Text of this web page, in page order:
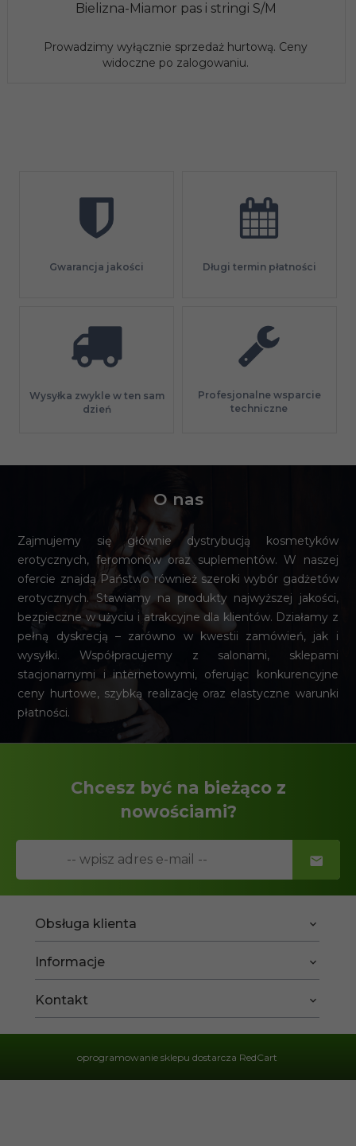
Bielizna-Miamor pas i stringi S/M
Prowadzimy wyłącznie sprzedaż hurtową. Ceny
widoczne po zalogowaniu.
Gwarancja jakości Długi termin płatności
Wysyłka zwykle w ten sam
dzień
Profesjonalne wsparcie
techniczne
O nas
Zajmujemy się głównie dystrybucją kosmetyków
erotycznych, feromonów oraz suplementów. W naszej
ofercie znajdą Państwo również szeroki wybór gadżetów
erotycznych. Stawiamy na produkty najwyższej jakości,
bezpieczne w użyciu i atrakcyjne dla klientów. Działamy z
pełną dyskrecją – zarówno w kwestii zamówień, jak i
wysyłki. Współpracujemy z salonami, sklepami
stacjonarnymi i internetowymi, oferując konkurencyjne
ceny hurtowe, szybką realizację oraz elastyczne warunki
płatności.
Chcesz być na bieżąco z
nowościami?
Obsługa klienta
Informacje
Kontakt
oprogramowanie sklepu dostarcza RedCart